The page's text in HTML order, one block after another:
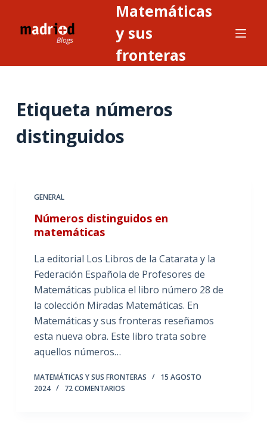
Matemáticas
y sus
fronteras
Etiqueta números
distinguidos
GENERAL
Números distinguidos en
matemáticas
La editorial Los Libros de la Catarata y la
Federación Española de Profesores de
Matemáticas publica el libro número 28 de
la colección Miradas Matemáticas. En
Matemáticas y sus fronteras reseñamos
esta nueva obra. Este libro trata sobre
aquellos números…
MATEMÁTICAS Y SUS FRONTERAS
15 AGOSTO
2024
72 COMENTARIOS